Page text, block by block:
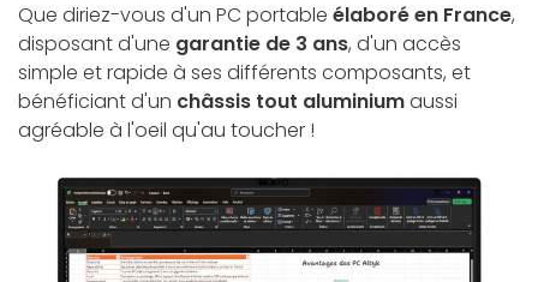
Que diriez-vous d'un PC portable élaboré en France,
disposant d'une garantie de 3 ans, d'un accès
simple et rapide à ses différents composants, et
bénéficiant d'un châssis tout aluminiumaussi
agréable à l'oeil qu'au toucher !